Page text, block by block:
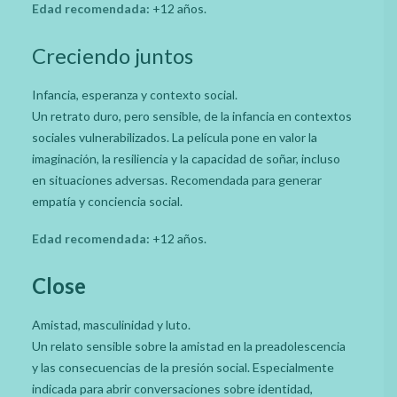
Edad recomendada: +12 años.
Creciendo juntos
Infancia, esperanza y contexto social.
Un retrato duro, pero sensible, de la infancia en contextos
sociales vulnerabilizados. La película pone en valor la
imaginación, la resiliencia y la capacidad de soñar, incluso
en situaciones adversas. Recomendada para generar
empatía y conciencia social.
Edad recomendada: +12 años.
Close
Amistad, masculinidad y luto.
Un relato sensible sobre la amistad en la preadolescencia
y las consecuencias de la presión social. Especialmente
indicada para abrir conversaciones sobre identidad,